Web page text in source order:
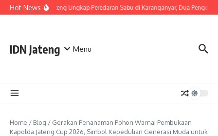
Skip to content
Hot NewsPolda Jateng Ungkap Peredaran Sabu di Karanganyar, Dua
IDN Jateng Menu
Home / Blog / Gerakan Penanaman Pohon Warnai Pembukaan
Kapolda Jateng Cup 2026, Simbol Kepedulian Generasi Muda untuk